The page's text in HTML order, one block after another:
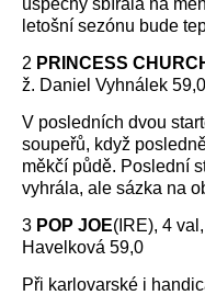
úspěchy sbírala na
letošní sezónu bude
2 PRINCESS
ž. Daniel Vyhnálek 59,0
V posledních dvou
soupeřů, když
měkčí půdě. Poslední
vyhrála, ale sázka na
3 POP JOE(IRE), 4
Havelková 59,0
Při karlovarské i